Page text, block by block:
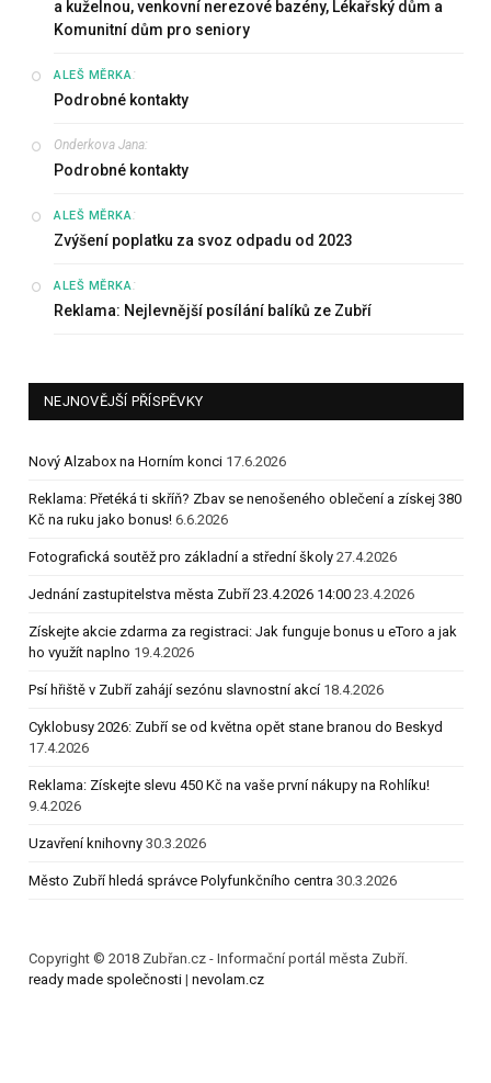
a kuželnou, venkovní nerezové bazény, Lékařský dům a
Komunitní dům pro seniory
ALEŠ MĚRKA:
Podrobné kontakty
Onderkova Jana:
Podrobné kontakty
ALEŠ MĚRKA:
Zvýšení poplatku za svoz odpadu od 2023
ALEŠ MĚRKA:
Reklama: Nejlevnější posílání balíků ze Zubří
NEJNOVĚJŠÍ PŘÍSPĚVKY
Nový Alzabox na Horním konci 17.6.2026
Reklama: Přetéká ti skříň? Zbav se nenošeného oblečení a získej 380
Kč na ruku jako bonus! 6.6.2026
Fotografická soutěž pro základní a střední školy 27.4.2026
Jednání zastupitelstva města Zubří 23.4.2026 14:00 23.4.2026
Získejte akcie zdarma za registraci: Jak funguje bonus u eToro a jak
ho využít naplno 19.4.2026
Psí hřiště v Zubří zahájí sezónu slavnostní akcí 18.4.2026
Cyklobusy 2026: Zubří se od května opět stane branou do Beskyd
17.4.2026
Reklama: Získejte slevu 450 Kč na vaše první nákupy na Rohlíku!
9.4.2026
Uzavření knihovny 30.3.2026
Město Zubří hledá správce Polyfunkčního centra 30.3.2026
Copyright © 2018 Zubřan.cz - Informační portál města Zubří.
ready made společnosti | nevolam.cz